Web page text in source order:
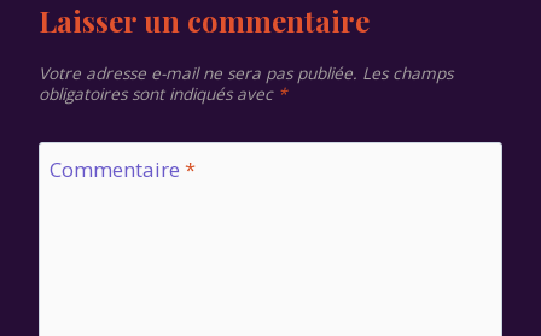
Laisser un commentaire
Votre adresse e-mail ne sera pas publiée. Les champs
obligatoires sont indiqués avec *
Commentaire *